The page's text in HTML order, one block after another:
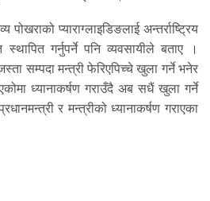
प्याराग्लाइडिङलाई अन्तर्राष्ट्रिय
गर्नुपर्ने पनि व्यवसायीले बताए ।
सम्पदा मन्त्री फेरिएपिच्चे खुला गर्ने भनेर
ध्यानाकर्षण गराउँदै अब सधैं खुला गर्ने
र मन्त्रीको ध्यानाकर्षण गराएका